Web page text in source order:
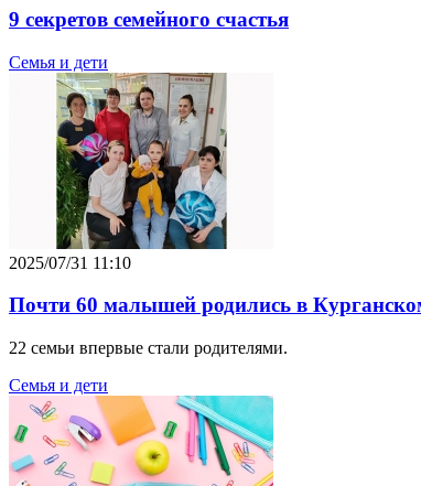
9 секретов семейного счастья
Семья и дети
2025/07/31 11:10
Почти 60 малышей родились в
22 семьи впервые стали родителями.
Семья и дети